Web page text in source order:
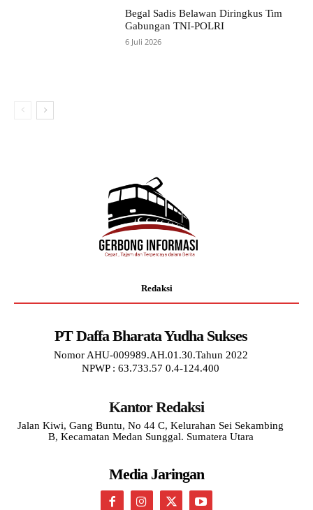
Begal Sadis Belawan Diringkus Tim
Gabungan TNI-POLRI
6 Juli 2026
Redaksi
PT Daffa Bharata Yudha Sukses
Nomor AHU-009989.AH.01.30.Tahun 2022
NPWP : 63.733.57 0.4-124.400
Kantor Redaksi
Jalan Kiwi, Gang Buntu, No 44 C, Kelurahan Sei Sekambing
B, Kecamatan Medan Sunggal. Sumatera Utara
Media Jaringan